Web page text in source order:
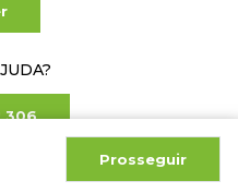
Prosseguir
306